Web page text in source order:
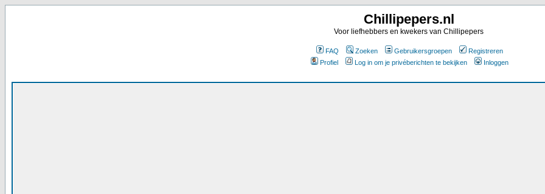
Chillipepers.nl
Voor liefhebbers en kwekers van Chillipepers
FAQ Zoeken Gebruikersgroepen
Registreren
Profiel
Log in om je privéberichten te bekijken Inloggen